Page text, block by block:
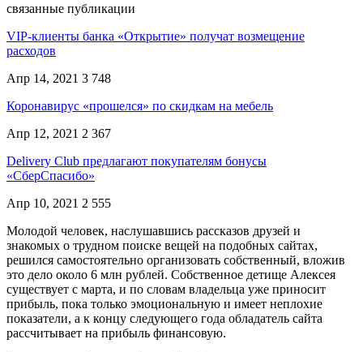
связанные публикации
VIP-клиенты банка «Открытие» получат возмещение
расходов
Апр 14, 2021 3 748
Коронавирус «прошелся» по скидкам на мебель
Апр 12, 2021 2 367
Delivery Club предлагают покупателям бонусы
«СберСпасибо»
Апр 10, 2021 2 555
Молодой человек, наслушавшись рассказов друзей и
знакомых о трудном поиске вещей на подобных сайтах,
решился самостоятельно организовать собственный, вложив
это дело около 6 млн рублей. Собственное детище Алексея
существует с марта, и по словам владельца уже приносит
прибыль, пока только эмоциональную и имеет неплохие
показатели, а к концу следующего года обладатель сайта
рассчитывает на прибыль финансовую.